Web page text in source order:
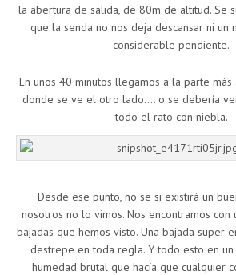
la abertura de salida, de 80m de altitud. Se
que la senda no nos deja descansar ni un
considerable pendiente.
En unos 40 minutos llegamos a la parte más
donde se ve el otro lado…. o se debería
todo el rato con niebla.
Desde ese punto, no se si existirá un
nosotros no lo vimos. Nos encontramos con
bajadas que hemos visto. Una bajada super
destrepe en toda regla. Y todo esto en
humedad brutal que hacía que cualquier